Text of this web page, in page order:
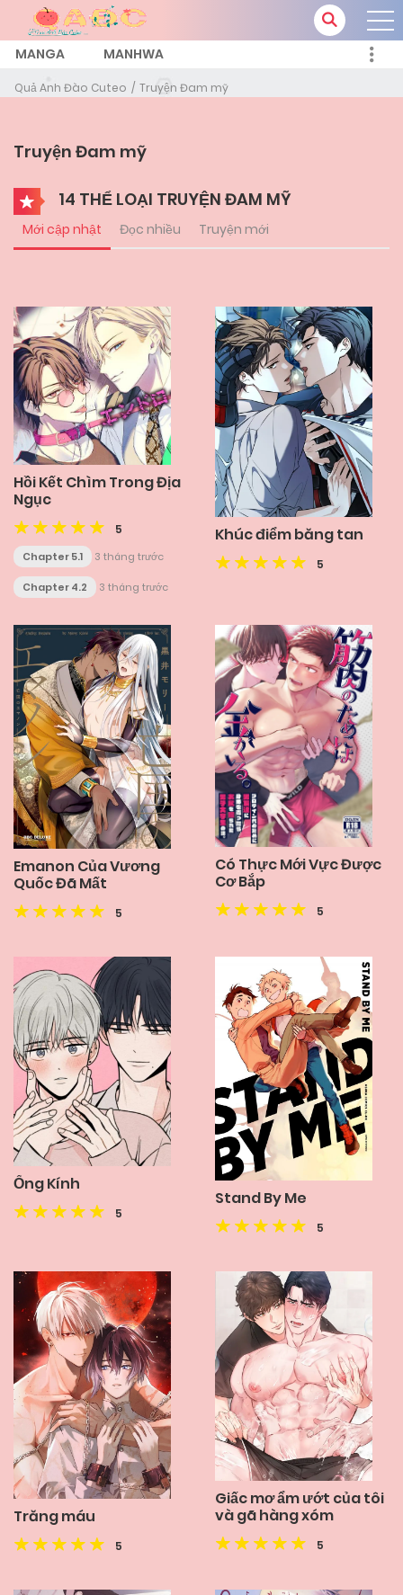
MANGA MANHWA
Quả Anh Đào Cuteo Truyện Đam mỹ
Truyện Đam mỹ
14 THỂ LOẠI TRUYỆN ĐAM MỸ
Mới cập nhật Đọc nhiều Truyện mới
Hồi Kết Chìm Trong Địa
Ngục
5
Chapter 5.1 3 tháng trước
Chapter 4.2 3 tháng trước
Khúc điểm băng tan
5
Emanon Của Vương
Quốc Đã Mất
5
Có Thực Mới Vực Được
Cơ Bắp
5
Ống Kính
5
Stand By Me
5
Trăng máu
5
Giấc mơ ẩm ướt của tôi
và gã hàng xóm
5